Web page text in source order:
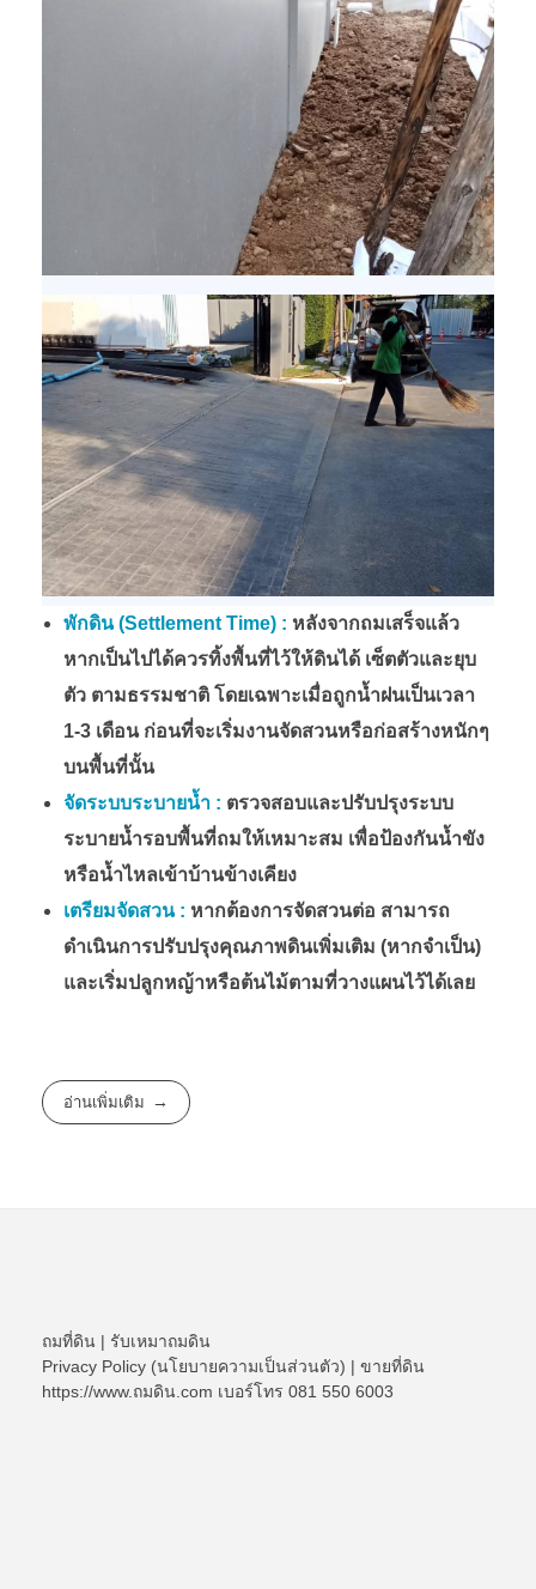
พักดิน (Settlement Time) : หลังจากถมเสร็จแล้ว
หากเป็นไปได้ควรทิ้งพื้นที่ไว้ให้ดินได้ เซ็ตตัวและยุบ
ตัว ตามธรรมชาติ โดยเฉพาะเมื่อถูกน้ำฝนเป็นเวลา
1-3 เดือน ก่อนที่จะเริ่มงานจัดสวนหรือก่อสร้างหนักๆ
บนพื้นที่นั้น
จัดระบบระบายน้ำ : ตรวจสอบและปรับปรุงระบบ
ระบายน้ำรอบพื้นที่ถมให้เหมาะสม เพื่อป้องกันน้ำขัง
หรือน้ำไหลเข้าบ้านข้างเคียง
เตรียมจัดสวน : หากต้องการจัดสวนต่อ สามารถ
ดำเนินการปรับปรุงคุณภาพดินเพิ่มเติม (หากจำเป็น)
และเริ่มปลูกหญ้าหรือต้นไม้ตามที่วางแผนไว้ได้เลย
อ่านเพิ่มเติม
ถมที่ดิน | รับเหมาถมดิน
Privacy Policy (นโยบายความเป็นส่วนตัว) | ขายที่ดิน
https://www.ถมดิน.com เบอร์โทร 081 550 6003